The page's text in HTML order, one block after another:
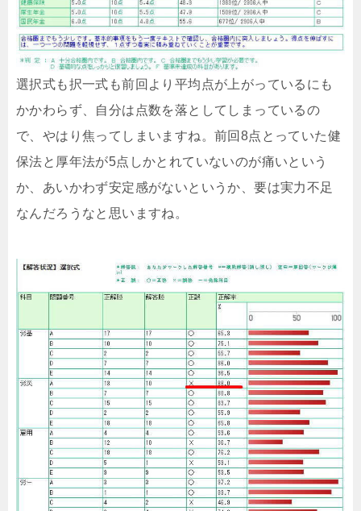
選択式も択一式も前回より平均点が上がっているにも
かかわらず、自分は点数を落としてしまっているの
で、やはり焦ってしまいますね。前回8点とっていた健
保法と厚年法が5点しかとれていないのが痛いという
か、あいかわず安定感がないというか、要は実力不足
なんだろうなと思いますね。